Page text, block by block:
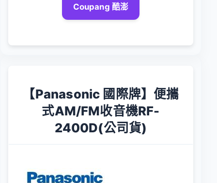
Coupang 酷澎
【Panasonic 國際牌】便攜
式AM/FM收音機RF-
2400D(公司貨)